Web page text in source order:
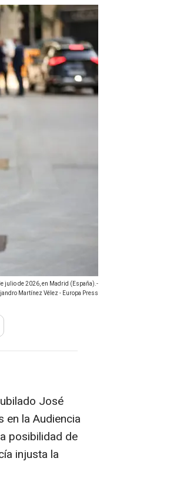
julio de 2026, en Madrid (España).-
Martínez Vélez - Europa Press
José
en la Audiencia
posibilidad de
injusta la